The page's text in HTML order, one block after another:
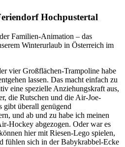
Hochpustertal
Familien-Animation – das
Winterurlaub in Österreich im
vier Großflächen-Trampoline habe
lassen. Das macht einfach zu
eine spezielle Anziehungskraft aus,
die Rutschen und die Air-Joe-
gibt überall genügend
und ab und zu habe ich meinen
Hockey abgezogen. Oder war es
hier mit Riesen-Lego spielen,
fühlen sich in der Babykrabbel-Ecke